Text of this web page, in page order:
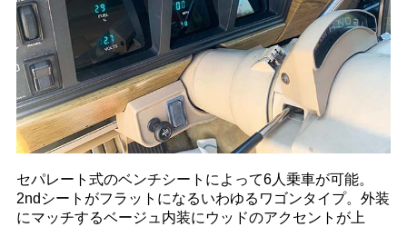
セパレート式のベンチシートによって6人乗車が可能。
2ndシートがフラットになるいわゆるワゴンタイプ。外装
にマッチするベージュ内装にウッドのアクセントが上